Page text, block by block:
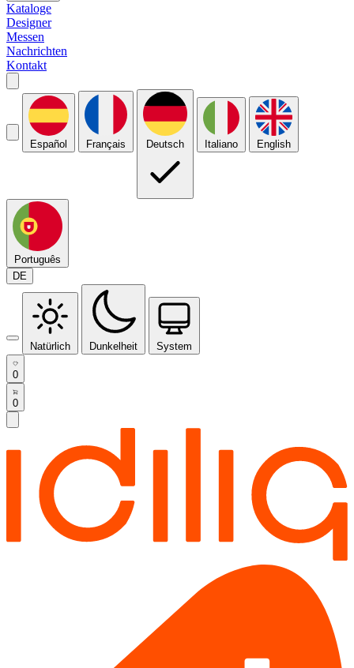
Kataloge
Designer
Messen
Nachrichten
Kontakt
Español Français Deutsch Italiano English
Português
DE
Natürlich Dunkelheit System
0
0